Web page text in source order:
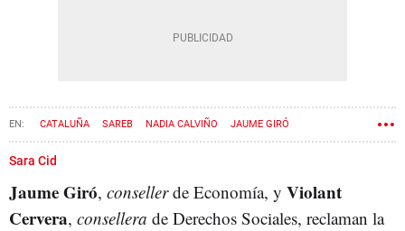
CATALUÑA SAREB NADIA CALVIÑO JAUME GIRÓ
VIOLANT CERVERA
Sara Cid
Jaume Giró, consellerde Economía, y Violant
Cervera, consellera de Derechos Sociales, reclaman la